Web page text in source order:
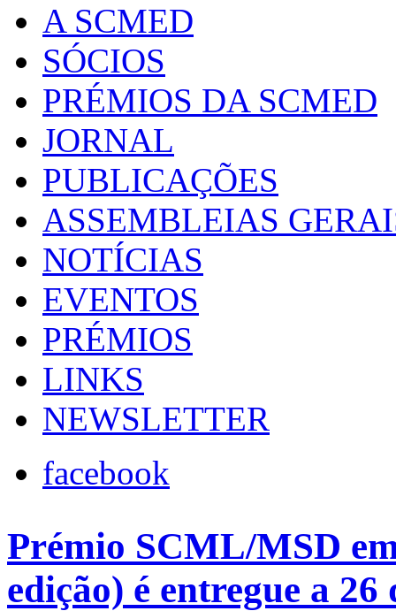
A SCMED
SÓCIOS
PRÉMIOS DA SCMED
JORNAL
PUBLICAÇÕES
ASSEMBLEIAS
NOTÍCIAS
EVENTOS
PRÉMIOS
LINKS
NEWSLETTER
facebook
Prémio SCML/MSD
edição) é entregue a